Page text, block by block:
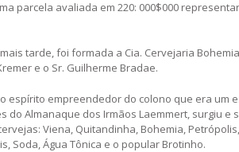
parcela avaliada em 220: 000$000
tarde, foi formada a Cia. Cervejaria
e o Sr. Guilherme Bradae.
espírito empreendedor do colono que era um
do Almanaque dos Irmãos Laemmert, surgiu
Viena, Quitandinha, Bohemia,
Soda, Água Tônica e o popular Brotinho.